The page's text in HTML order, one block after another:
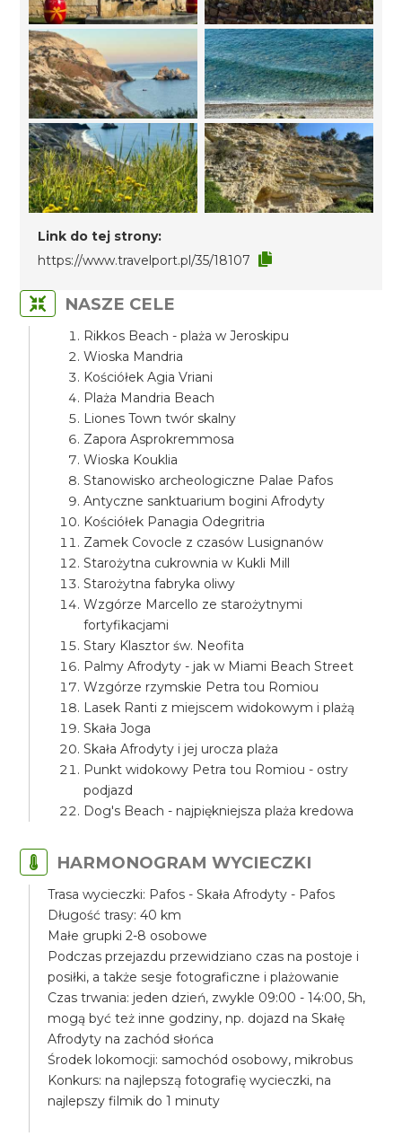
Link do tej strony:
https://www.travelport.pl/35/18107
NASZE CELE
Rikkos Beach - plaża w Jeroskipu
Wioska Mandria
Kościółek Agia Vriani
Plaża Mandria Beach
Liones Town twór skalny
Zapora Asprokremmosa
Wioska Kouklia
Stanowisko archeologiczne Palae Pafos
Antyczne sanktuarium bogini Afrodyty
Kościółek Panagia Odegritria
Zamek Covocle z czasów Lusignanów
Starożytna cukrownia w Kukli Mill
Starożytna fabryka oliwy
Wzgórze Marcello ze starożytnymi
fortyfikacjami
Stary Klasztor św. Neofita
Palmy Afrodyty - jak w Miami Beach Street
Wzgórze rzymskie Petra tou Romiou
Lasek Ranti z miejscem widokowym i plażą
Skała Joga
Skała Afrodyty i jej urocza plaża
Punkt widokowy Petra tou Romiou - ostry
podjazd
Dog's Beach - najpiękniejsza plaża kredowa
HARMONOGRAM WYCIECZKI
Trasa wycieczki: Pafos - Skała Afrodyty - Pafos
Długość trasy: 40 km
Małe grupki 2-8 osobowe
Podczas przejazdu przewidziano czas na postoje i
posiłki, a także sesje fotograficzne i plażowanie
Czas trwania: jeden dzień, zwykle 09:00 - 14:00, 5h,
mogą być też inne godziny, np. dojazd na Skałę
Afrodyty na zachód słońca
Środek lokomocji: samochód osobowy, mikrobus
Konkurs: na najlepszą fotografię wycieczki, na
najlepszy filmik do 1 minuty